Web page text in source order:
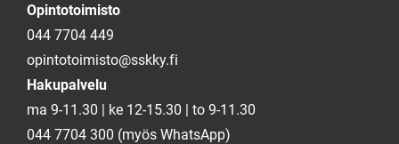
Opintotoimisto
044 7704 449
opintotoimisto@sskky.fi
Hakupalvelu
ma 9-11.30 | ke 12-15.30 | to 9-11.30
044 7704 300 (myös WhatsApp)